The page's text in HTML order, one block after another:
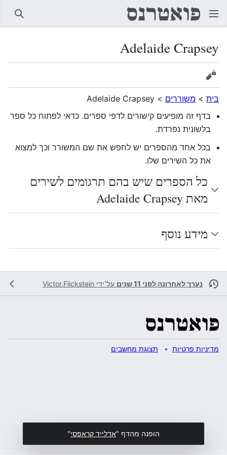
Adelaide Crapsey
הצגת מקור
בית > משוררים >
Adelaide Crapsey
בדף זה מופיעים קישורים לדפי ספרים. כדאי לפתוח כל ספר
בלשונית נפרדת.
בכל אחד מהספרים יש לחפש את שם המשורר וכך למצוא
את כל השירים שלו.
כל הספרים שיש בהם תרגומים לשירים
מאת Adelaide Crapsey
מידע נוסף
נערך לאחרונה לפני 11 שנים על־ידי Victor.Flickstein
מדיניות פרטיות תצוגת מחשבים
הופנה מהדף "אדלייד קראפסי"